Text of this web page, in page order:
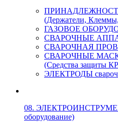
(Держатели,
ГАЗОВОЕ
СВАРОЧНЫЕ
СВАРОЧНАЯ
СВАРОЧНЫЕ
(Средства защиты
ЭЛЕКТРОДЫ
08.
оборудование)